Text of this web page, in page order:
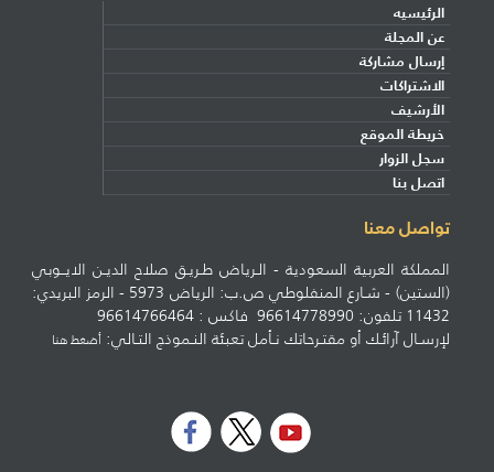
الرئيسيه
عن المجلة
إرسال مشاركة
الاشتراكات
الأرشيف
خريطة الموقع
سجل الزوار
اتصل بنا
تواصل معنا
المملكة العربية السعودية - الـرياض طـريـق صلاح الديـن الايــوبي
(الستين) - شـارع المنفلوطي ص.ب: الرياض 5973 - الرمز البريدي:
11432 تلفون: 96614778990 فاكس : 96614766464
لإرسـال آرائـك أو مقتـرحاتك نـأمل تعبئة النـموذج التـالي:أضغط هنا